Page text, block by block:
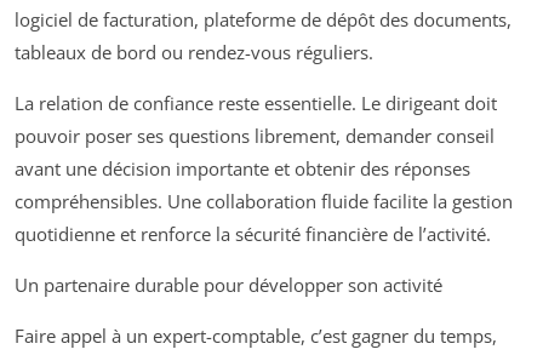
logiciel de facturation, plateforme de dépôt des documents,
tableaux de bord ou rendez-vous réguliers.
La relation de confiance reste essentielle. Le dirigeant doit
pouvoir poser ses questions librement, demander conseil
avant une décision importante et obtenir des réponses
compréhensibles. Une collaboration fluide facilite la gestion
quotidienne et renforce la sécurité financière de l’activité.
Un partenaire durable pour développer son activité
Faire appel à un expert-comptable, c’est gagner du temps,